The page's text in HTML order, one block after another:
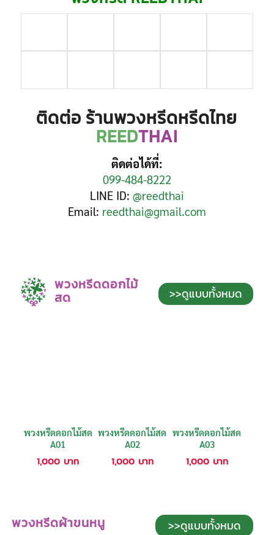
ติดต่อ ร้านพวงหรีดหรีดไทย
REEDTHAI
ติดต่อได้ที่:
099-484-8222
LINE ID: @reedthai
Email: reedthai@gmail.com
พวงหรีดดอกไม้
สด >>ดูแบบทั้งหมด
พวงหรีดดอกไม้สด
A01
1,000 บาท
พวงหรีดดอกไม้สด
A02
1,000 บาท
พวงหรีดดอกไม้สด
A03
1,000 บาท
พวงหรีดผ้าขนหนู >>ดูแบบทั้งหมด